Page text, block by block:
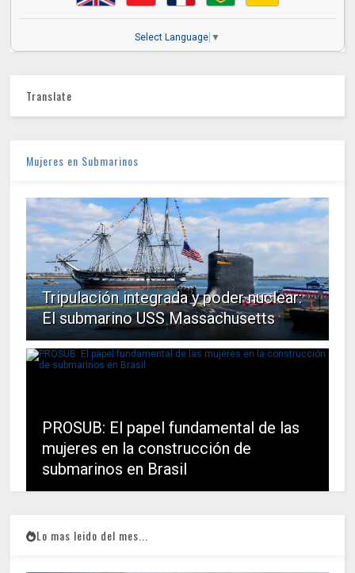
Select Language ▼
Translate
Mujeres en Submarinos
Tripulación integrada y poder nuclear:
El submarino USS Massachusetts
PROSUB: El papel fundamental de las
mujeres en la construcción de
submarinos en Brasil
Lo mas leido del mes...